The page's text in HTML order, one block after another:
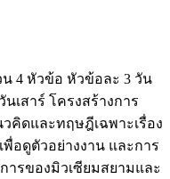
เสาร์ โครงสร้างการ
คิดและทฤษฎีเฉพาะเรื่อง
อดูตัวอย่างงาน และการ
ารของมิวเซียมสยามและ
ห้ผู้เข้าการอบรมได้ฝึก